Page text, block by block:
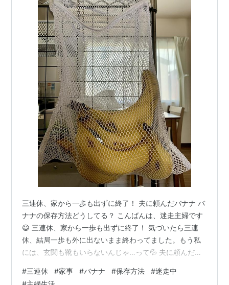
三連休、家から一歩も出ずに終了！ 夫に頼んだバナナ バ
ナナの保存方法どうしてる？ こんばんは、迷走主婦です
😃 三連休、家から一歩も出ずに終了！ 気づいたら三連
休、結局一歩も外に出ないまま終わってました。もう私
には、玄関も靴もいらないんじゃ…って💦 夫に頼んだバ
物を頼みました🛒 お願いしたのはバナナと舞茸、茹でう
#三連休 #家事 #バナナ #保存方法 #迷走中